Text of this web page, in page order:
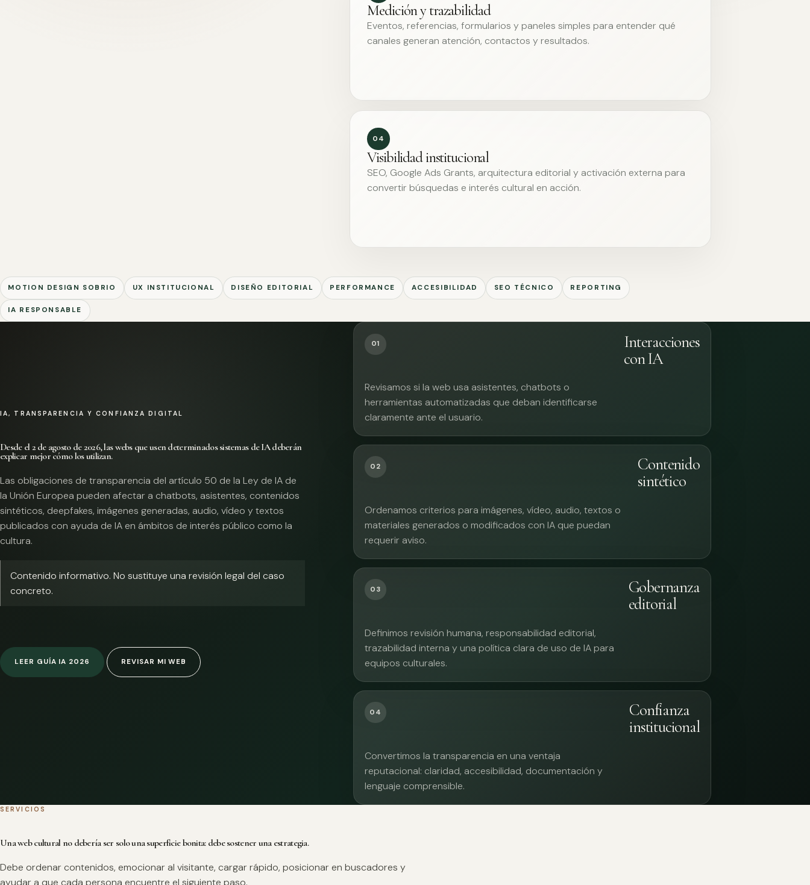
Medición y trazabilidad
Eventos, referencias, formularios y paneles simples para entender qué
canales generan atención, contactos y resultados.
04
Visibilidad institucional
SEO, Google Ads Grants, arquitectura editorial y activación externa para
convertir búsquedas e interés cultural en acción.
MOTION DESIGN SOBRIO UX INSTITUCIONAL DISEÑO EDITORIAL PERFORMANCE ACCESIBILIDAD SEO TÉCNICO REPORTING
IA RESPONSABLE
IA, TRANSPARENCIA Y CONFIANZA DIGITAL
Desde el 2 de agosto de 2026, las webs que usen determinados sistemas de IA deberán
explicar mejor cómo los utilizan.
Las obligaciones de transparencia del artículo 50 de la Ley de IA de
la Unión Europea pueden afectar a chatbots, asistentes, contenidos
sintéticos, deepfakes, imágenes generadas, audio, vídeo y textos
publicados con ayuda de IA en ámbitos de interés público como la
cultura.
Contenido informativo. No sustituye una revisión legal del caso
concreto.
LEER GUÍA IA 2026 REVISAR MI WEB
01
Interacciones
con IA
Revisamos si la web usa asistentes, chatbots o
herramientas automatizadas que deban identificarse
claramente ante el usuario.
02
Contenido
sintético
Ordenamos criterios para imágenes, vídeo, audio, textos o
materiales generados o modificados con IA que puedan
requerir aviso.
03
Gobernanza
editorial
Definimos revisión humana, responsabilidad editorial,
trazabilidad interna y una política clara de uso de IA para
equipos culturales.
04
Confianza
institucional
Convertimos la transparencia en una ventaja
reputacional: claridad, accesibilidad, documentación y
lenguaje comprensible.
SERVICIOS
Una web cultural no debería ser solo una superficie bonita: debe sostener una estrategia.
Debe ordenar contenidos, emocionar al visitante, cargar rápido, posicionar en buscadores y
ayudar a que cada persona encuentre el siguiente paso.